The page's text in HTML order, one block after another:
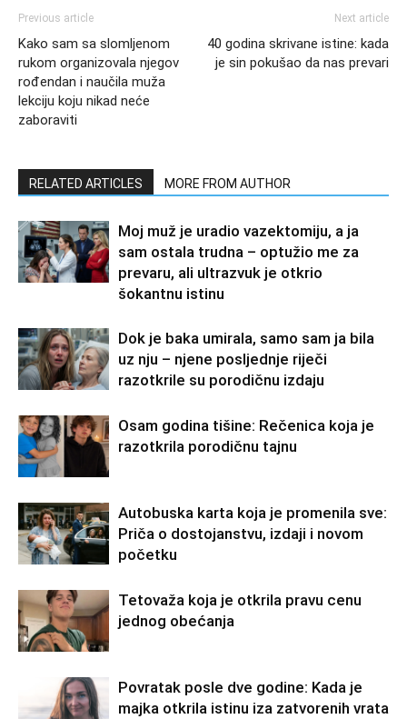
Previous article
Kako sam sa slomljenom
rukom organizovala njegov
rođendan i naučila muža
lekciju koju nikad neće
zaboraviti
Next article
40 godina skrivane istine: kada
je sin pokušao da nas prevari
RELATED ARTICLES MORE FROM AUTHOR
Moj muž je uradio vazektomiju, a ja
sam ostala trudna – optužio me za
prevaru, ali ultrazvuk je otkrio
šokantnu istinu
Dok je baka umirala, samo sam ja bila
uz nju – njene posljednje riječi
razotkrile su porodičnu izdaju
Osam godina tišine: Rečenica koja je
razotkrila porodičnu tajnu
Autobuska karta koja je promenila sve:
Priča o dostojanstvu, izdaji i novom
početku
Tetovaža koja je otkrila pravu cenu
jednog obećanja
Povratak posle dve godine: Kada je
majka otkrila istinu iza zatvorenih vrata